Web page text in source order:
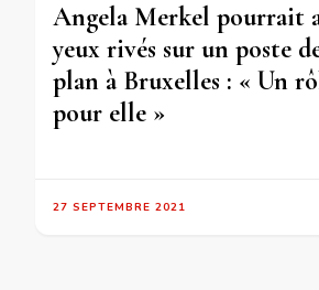
Angela Merkel pourrait
yeux rivés sur un poste
plan à Bruxelles : « Un
pour elle »
27 SEPTEMBRE 2021